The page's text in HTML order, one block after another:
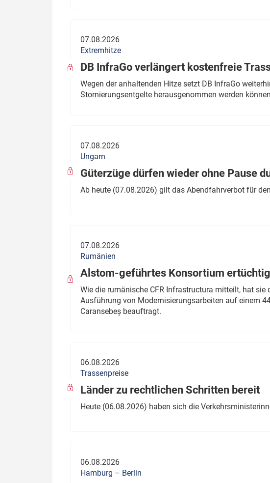
07.08.2026
Extremhitze
DB InfraGo verlängert kostenfreie
Wegen der anhaltenden Hitze setzt DB InfraGo
Stornierungsentgelte herausgenommen werden
07.08.2026
Ungarn
Güterzüge dürfen wieder ohne Pause
Ab heute (07.08.2026) gilt das Abendfahrverbot für
07.08.2026
Rumänien
Alstom-geführtes Konsortium
Wie die rumänische CFR Infrastructura mitteilt, hat
Ausführung von Modernisierungsarbeiten auf einem
Caransebeș beauftragt.
06.08.2026
Trassenpreise
Länder zu rechtlichen Schritten bereit
Heute (06.08.2026) haben sich die
06.08.2026
Hamburg – Berlin